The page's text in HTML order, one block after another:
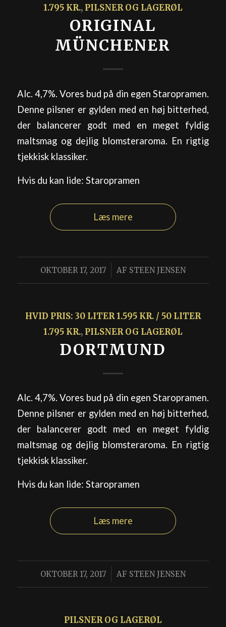
1.795 KR., PILSNER OG LAGERØL
ORIGINAL
MÜNCHENER
Alc. 4,7%. Vores bud på din egen Staropramen.
Denne pilsner er gylden med en høj bitterhed,
der balancerer godt med en meget fyldig
maltsmag og dejlig blomsteraroma. En rigtig
tjekkisk klassiker.
Hvis du kan lide: Staropramen
Læs mere
OKTOBER 17, 2017
/ AF STEEN JENSEN
HVID PRIS: 30 LITER 1.595 KR. / 50 LITER
1.795 KR., PILSNER OG LAGERØL
DORTMUND
Alc. 4,7%. Vores bud på din egen Staropramen.
Denne pilsner er gylden med en høj bitterhed,
der balancerer godt med en meget fyldig
maltsmag og dejlig blomsteraroma. En rigtig
tjekkisk klassiker.
Hvis du kan lide: Staropramen
Læs mere
OKTOBER 17, 2017
/ AF STEEN JENSEN
PILSNER OG LAGERØL